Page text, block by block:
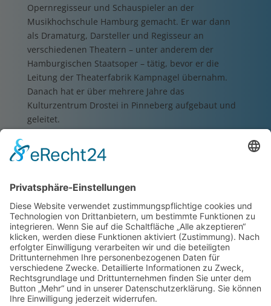
Opernregisseur und Schauspieler an der
Musikhochschule Hamburg gemacht. Er war dann
als Dramaturg, Darsteller und Regisseur an
verschiedenen Theatern – unter anderem der
Hamburgischen Staatsoper – tätig, bevor er die
Leitung der Theaterfabrik Kampnagel übernahm.
Danach hat er über mehrere Jahre das
Kulturzentrum Drostei in Pinneberg aufgebaut und
geleitet.
Anschließend entschied er sich für eine selbständige
Tätigkeit als Journalist – zum Beispiel als Essayist für
NDR Kultur.
und Moderator auf und leitet seit 2006 das
Kulturzentrum Marstall am Schloss in Ahrensburg.
Dieser unterhaltsame und informative Vortrag mit
Hörbeispielen möchte Ihnen das Werk und die
Entstehungsgeschichte noch etwas näher bringen
und Sie eventuell schon einmal auf die diesjährigen
Schweriner Schlossfestspiele einstimmen.
Der öffentliche Vorverkauf beginnt ca. zwei Wochen